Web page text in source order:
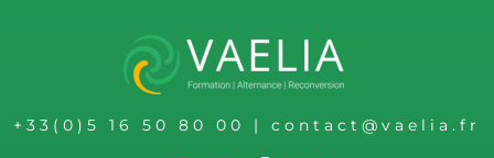
+33(0)5 16 50 80 00 | contact@vaelia.fr